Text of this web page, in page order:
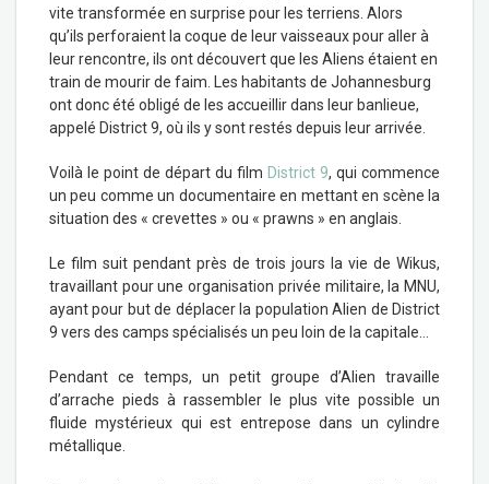
vite transformée en surprise pour les terriens. Alors
qu’ils perforaient la coque de leur vaisseaux pour aller à
leur rencontre, ils ont découvert que les Aliens étaient en
train de mourir de faim. Les habitants de Johannesburg
ont donc été obligé de les accueillir dans leur banlieue,
appelé District 9, où ils y sont restés depuis leur arrivée.
Voilà le point de départ du film District 9, qui commence
un peu comme un documentaire en mettant en scène la
situation des « crevettes » ou « prawns » en anglais.
Le film suit pendant près de trois jours la vie de Wikus,
travaillant pour une organisation privée militaire, la MNU,
ayant pour but de déplacer la population Alien de District
9 vers des camps spécialisés un peu loin de la capitale…
Pendant ce temps, un petit groupe d’Alien travaille
d’arrache pieds à rassembler le plus vite possible un
fluide mystérieux qui est entrepose dans un cylindre
métallique.